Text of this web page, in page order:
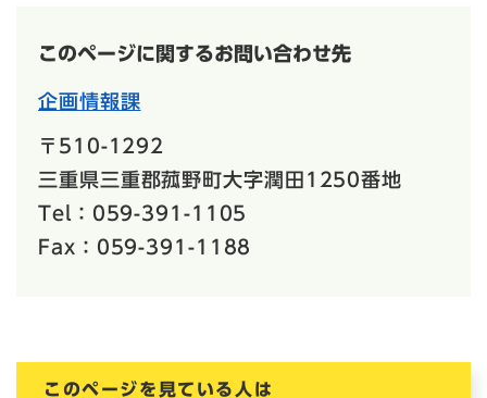
このページに関するお問い合わせ先
企画情報課
〒510-1292
三重県三重郡菰野町大字潤田1250番地
Tel：059-391-1105
Fax：059-391-1188
このページを見ている人は